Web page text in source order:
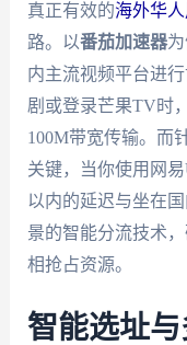
真正有效的海外华
路。以番茄加速器
内主流视频平台进
剧或登录芒果TV时
100M带宽传输。而
关键，当你使用网
以内的延迟与坐在
景的智能分流技术
相抢占资源。
智能选址